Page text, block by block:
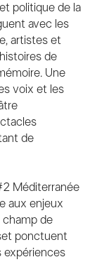
politique de la
avec les
artistes et
de
Une
voix et les
de
Méditerranée
aux enjeux
champ de
ponctuent
expériences